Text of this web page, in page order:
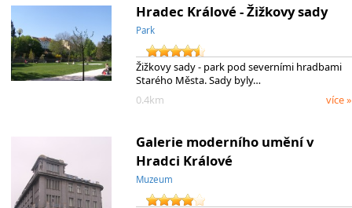
Hradec Králové - Žižkovy sady
Park
Žižkovy sady - park pod severními hradbami
Starého Města. Sady byly…
0.4km
více »
Galerie moderního umění v
Hradci Králové
Muzeum